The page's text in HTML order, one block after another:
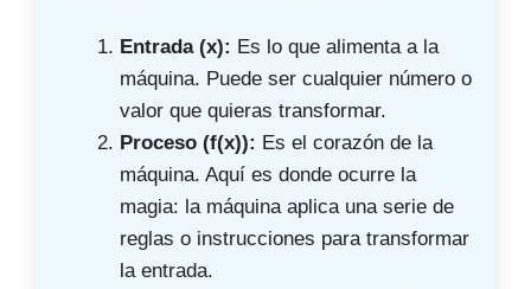
Entrada (x): Es lo que alimenta a la
máquina. Puede ser cualquier número o
valor que quieras transformar.
Proceso (f(x)): Es el corazón de la
máquina. Aquí es donde ocurre la
magia: la máquina aplica una serie de
reglas o instrucciones para transformar
la entrada.